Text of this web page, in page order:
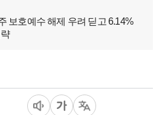
보호예수 해제 우려 딛고 6.14%